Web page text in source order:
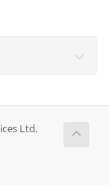
Ltd.